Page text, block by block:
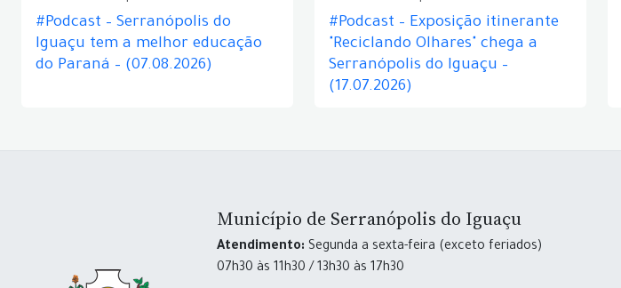
#Podcast – Serranópolis do
Iguaçu tem a melhor educação
do Paraná – (07.08.2026)
#Podcast – Exposição itinerante
"Reciclando Olhares" chega a
Serranópolis do Iguaçu –
(17.07.2026)
Município de Serranópolis do Iguaçu
Atendimento: Segunda a sexta-feira (exceto feriados)
07h30 às 11h30 / 13h30 às 17h30